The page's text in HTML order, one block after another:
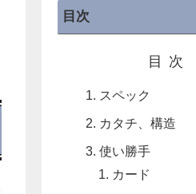
目次
目次
スペック
カタチ、構造
使い勝手
カード